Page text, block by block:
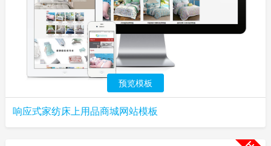
预览模板
响应式家纺床上用品商城网站模板